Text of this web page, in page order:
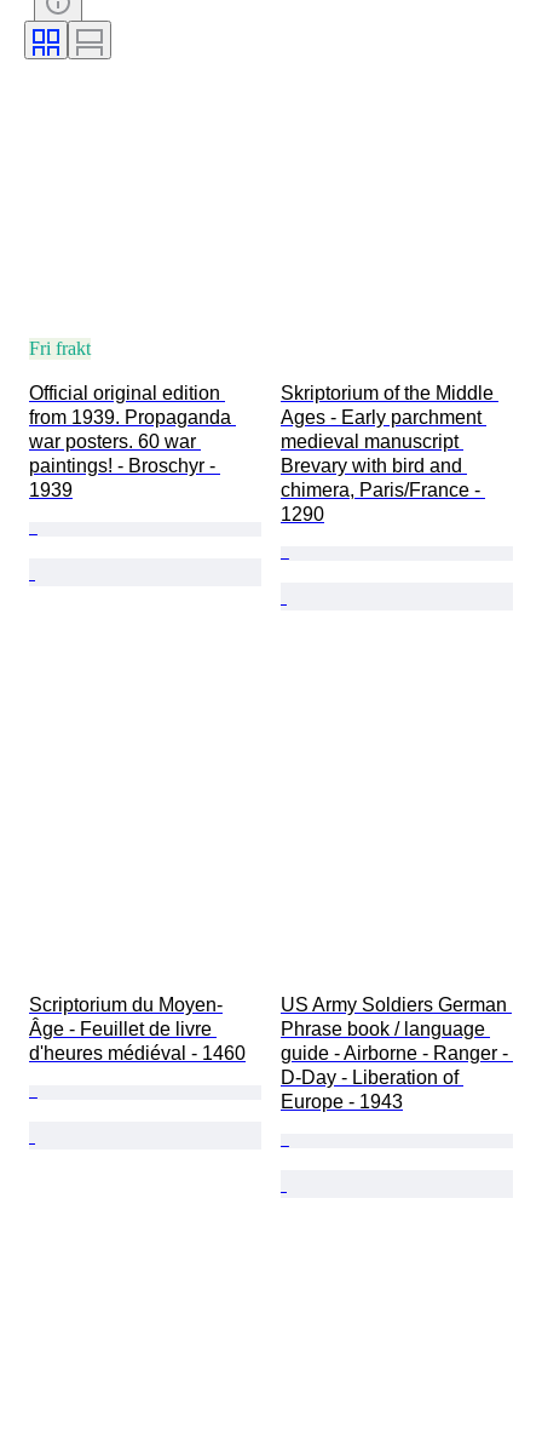
Utgåva nr.
Säljs av
Fri frakt
Official original edition
from 1939. Propaganda
war posters. 60 war
paintings! - Broschyr -
1939
Skriptorium of the Middle
Ages - Early parchment
medieval manuscript
Brevary with bird and
chimera, Paris/France -
1290
Scriptorium du Moyen-
Âge - Feuillet de livre
d'heures médiéval - 1460
US Army Soldiers German
Phrase book / language
guide - Airborne - Ranger -
D-Day - Liberation of
Europe - 1943